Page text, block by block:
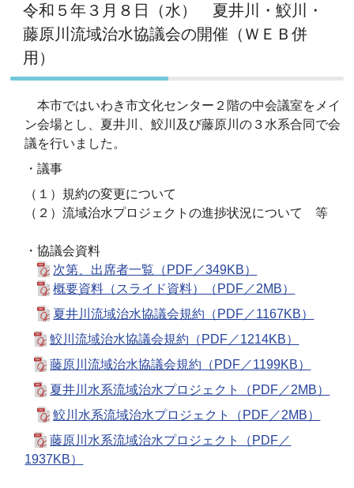
令和５年３月８日（水） 夏井川・鮫川・
藤原川流域治水協議会の開催（ＷＥＢ併
用）
本市ではいわき市文化センター２階の中会議室をメイ
ン会場とし、夏井川、鮫川及び藤原川の３水系合同で会
議を行いました。
・議事
（１）規約の変更について
（２）流域治水プロジェクトの進捗状況について 等
・協議会資料
次第、出席者一覧（PDF／349KB）
概要資料（スライド資料）（PDF／2MB）
夏井川流域治水協議会規約（PDF／1167KB）
鮫川流域治水協議会規約（PDF／1214KB）
藤原川流域治水協議会規約（PDF／1199KB）
夏井川水系流域治水プロジェクト（PDF／2MB）
鮫川水系流域治水プロジェクト（PDF／2MB）
藤原川水系流域治水プロジェクト（PDF／
1937KB）